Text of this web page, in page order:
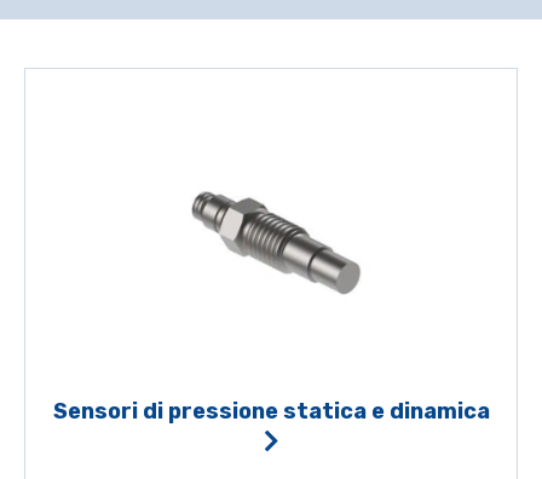
Sensori di pressione statica e dinamica